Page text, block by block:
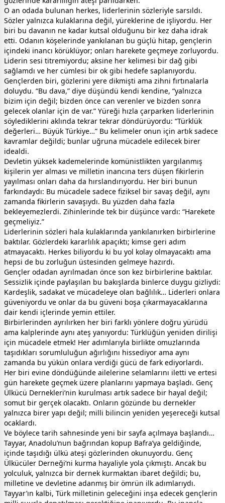
O an odada bulunan herkes, liderlerinin sözleriyle sarsıldı.
Sözler yalnızca kulaklarına değil, yüreklerine de işliyordu. Her
biri bu davanın ne kadar kutsal olduğunu bir kez daha idrak
etti. Odanın köşelerinde yankılanan bu güçlü hitap, gençlerin
içindeki inancı körüklüyor; onları harekete geçmeye zorluyordu.
Liderin sesi titremiyordu; aksine her kelimesi bir dağ gibi
sağlamdı ve her cümlesi bir ok gibi hedefe saplanıyordu.
Gençlerden biri, gözlerini yere dikmişti ama zihni fırtınalarla
doluydu. “Bu dava,” diye düşündü kendi kendine, “yalnızca
bizim için değil; bizden önce can verenler ve bizden sonra
gelecek olanlar için de var.” Yüreği hızla çarparken liderlerinin
söylediklerini aklında tekrar tekrar döndürüyordu: “Türklük
değerleri… Büyük Türkiye…” Bu kelimeler onun için artık sadece
kavramlar değildi; bunlar uğruna mücadele edilecek birer
idealdi.
Devletin yüksek kademelerinde komünistlikten yargılanmış
kişilerin yer alması ve milletin inancına ters düşen fikirlerin
yayılması onları daha da hırslandırıyordu. Her biri bunun
farkındaydı: Bu mücadele sadece fiziksel bir savaş değil, aynı
zamanda fikirlerin savaşıydı. Bu yüzden daha fazla
bekleyemezlerdi. Zihinlerinde tek bir düşünce vardı: “Harekete
geçmeliyiz.”
Liderlerinin sözleri hala kulaklarında yankılanırken birbirlerine
baktılar. Gözlerdeki kararlılık apaçıktı; kimse geri adım
atmayacaktı. Herkes biliyordu ki bu yol kolay olmayacaktı ama
hepsi de bu zorluğun üstesinden gelmeye hazırdı.
Gençler odadan ayrılmadan önce son kez birbirlerine baktılar.
Sessizlik içinde paylaşılan bu bakışlarda binlerce duygu gizliydi:
Kardeşlik, sadakat ve mücadeleye olan bağlılık… Liderleri onlara
güveniyordu ve onlar da bu güveni boşa çıkarmayacaklarına
dair kendi içlerinde yemin ettiler.
Birbirlerinden ayrılırken her biri farklı yönlere doğru yürüdü
ama kalplerinde aynı ateş yanıyordu: Türklüğün yeniden dirilişi
için mücadele etmek! Her adımlarıyla birlikte omuzlarında
taşıdıkları sorumluluğun ağırlığını hissediyor ama aynı
zamanda bu yükün onlara verdiği gücü de fark ediyorlardı.
Her biri evine döndüğünde ailelerine selamlarını iletti ve ertesi
gün harekete geçmek üzere planlarını yapmaya başladı. Genç
Ülkücü Dernekleri’nin kurulması artık sadece bir hayal değil;
somut bir gerçek olacaktı. Onların gözünde bu dernekler
yalnızca birer yapı değil; milli bilincin yeniden yeşereceği kutsal
ocaklardı.
Ve böylece tarih sahnesinde yeni bir sayfa açılmaya başlandı…
Tayyar, Anadolu’nun bağrından kopup Bafra’ya geldiğinde,
içinde taşıdığı ülkü ateşi gözlerinden okunuyordu. Genç
Ülkücüler Derneği’ni kurma hayaliyle yola çıkmıştı. Ancak bu
yolculuk, yalnızca bir dernek kurmaktan ibaret değildi; bu,
milletine ve devletine adanmış bir ömrün ilk adımlarıydı.
Tayyar’ın kalbi, Türk milletinin geleceğini inşa edecek gençlerin